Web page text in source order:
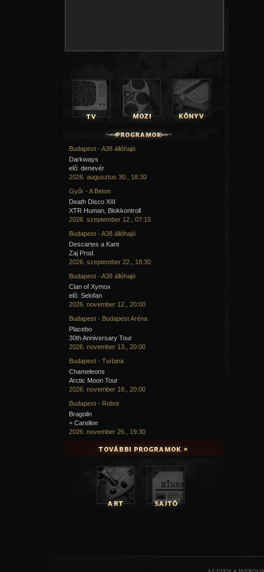
Budapest - A38 állóhajó
Darkways
elő: denevér
2026. augusztus 30., 18:30
Győr - A Beton
Death Disco XIII
XTR Human, Blokkontroll
2026. szeptember 12., 07:15
Budapest - A38 állóhajó
Descartes a Kant
Zaj Prod.
2026. szeptember 22., 18:30
Budapest - A38 állóhajó
Clan of Xymox
elő: Selofan
2026. november 12., 20:00
Budapest - Budapest Aréna
Placebo
30th Anniversary Tour
2026. november 13., 20:00
Budapest - Turbina
Chameleons
Arctic Moon Tour
2026. november 18., 20:00
Budapest - Robot
Bragolin
+ Carellee
2026. november 26., 19:30